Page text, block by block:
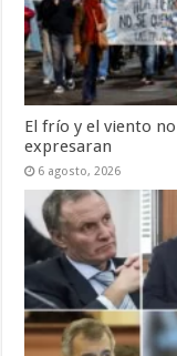
El frío y el viento
expresaran
6 agosto, 2026